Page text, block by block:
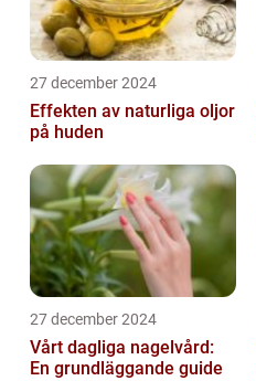
27 december 2024
Effekten av naturliga oljor
på huden
27 december 2024
Vårt dagliga nagelvård:
En grundläggande guide